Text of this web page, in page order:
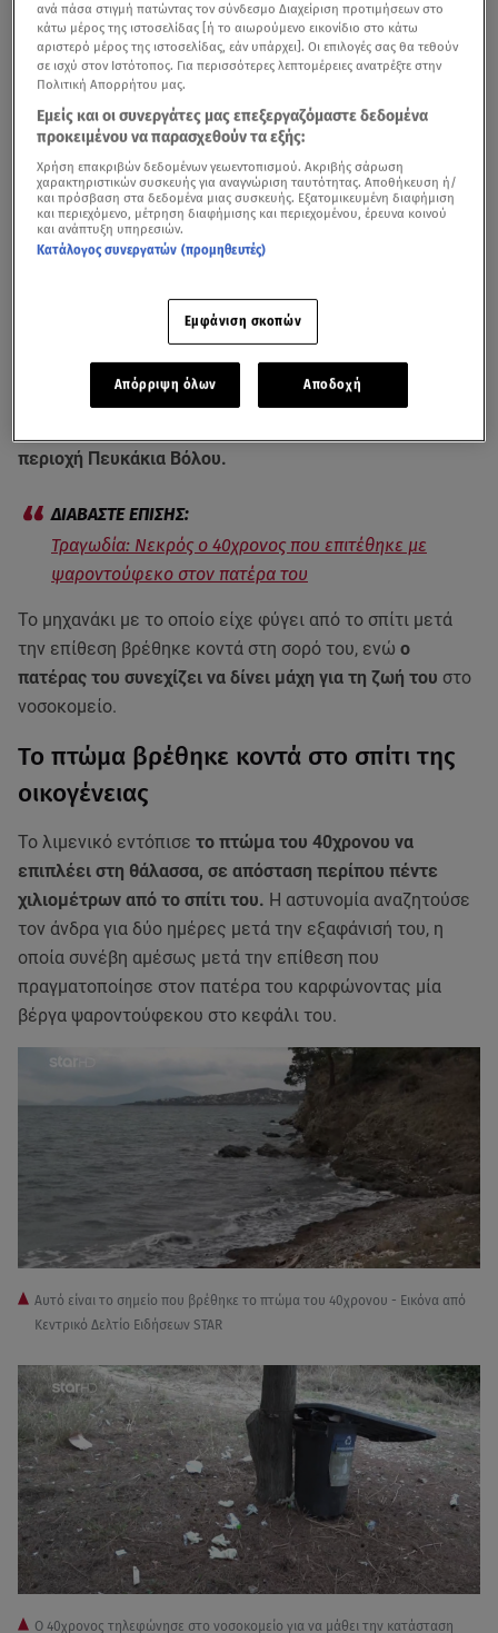
Η οικογενειακή τραγωδία που συγκλόνισε τον
γράφει αυλαία με τον πιο δραματικό τρόπο, καθώς ο
40χρονος που είχε επιτεθεί στον πατέρα του με
περιοχή Πευκάκια Βόλου.
Τραγωδία: Νεκρός ο 40χρονος που επιτέθηκε με
ψαροντούφεκο στον πατέρα του
Το μηχανάκι με το οποίο είχε φύγει από το σπίτι μετά
την επίθεση βρέθηκε κοντά στη σορό του, ενώ ο
πατέρας του συνεχίζει να δίνει μάχη για τη ζωή του στο
νοσοκομείο.
Το πτώμα βρέθηκε κοντά στο σπίτι της
οικογένειας
Το λιμενικό εντόπισε το πτώμα του 40χρονου να
επιπλέει στη θάλασσα, σε απόσταση περίπου πέντε
χιλιομέτρων από το σπίτι του. Η αστυνομία αναζητούσε
τον άνδρα για δύο ημέρες μετά την εξαφάνισή του, η
οποία συνέβη αμέσως μετά την επίθεση που
πραγματοποίησε στον πατέρα του καρφώνοντας μία
βέργα ψαροντούφεκου στο κεφάλι του.
Αυτό είναι το σημείο που βρέθηκε το πτώμα του 40χρονου - Εικόνα από
Κεντρικό Δελτίο Ειδήσεων STAR
Ο 40χρονος τηλεφώνησε στο νοσοκομείο για να μάθει την κατάσταση
ανά πάσα στιγμή πατώντας τον σύνδεσμο Διαχείριση προτιμήσεων στο
κάτω μέρος της ιστοσελίδας [ή το αιωρούμενο εικονίδιο στο κάτω
αριστερό μέρος της ιστοσελίδας, εάν υπάρχει]. Οι επιλογές σας θα τεθούν
σε ισχύ στον Ιστότοπος. Για περισσότερες λεπτομέρειες ανατρέξτε στην
Πολιτική Απορρήτου μας.
Εμείς και οι συνεργάτες μας επεξεργαζόμαστε δεδομένα
προκειμένου να παρασχεθούν τα εξής:
Χρήση επακριβών δεδομένων γεωεντοπισμού. Ακριβής σάρωση
χαρακτηριστικών συσκευής για αναγνώριση ταυτότητας. Αποθήκευση ή/
και πρόσβαση στα δεδομένα μιας συσκευής. Εξατομικευμένη διαφήμιση
και περιεχόμενο, μέτρηση διαφήμισης και περιεχομένου, έρευνα κοινού
και ανάπτυξη υπηρεσιών.
Κατάλογος συνεργατών (προμηθευτές)
Εμφάνιση σκοπών
Απόρριψη όλων Αποδοχή